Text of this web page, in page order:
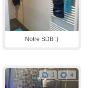
Notre SDB :)
1 4